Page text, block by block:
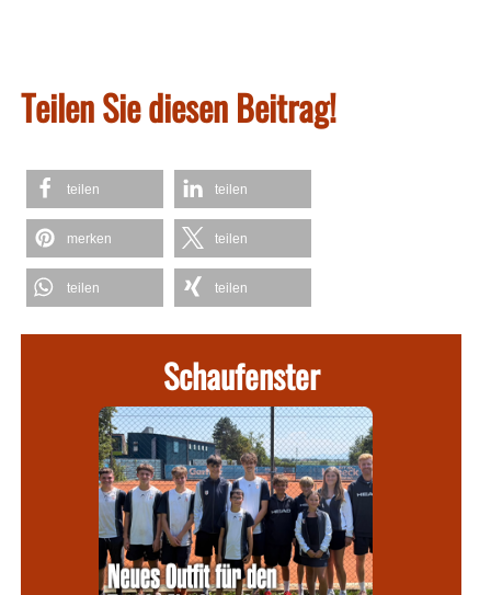
Teilen Sie diesen Beitrag!
teilen teilen
merken teilen
teilen teilen
Schaufenster